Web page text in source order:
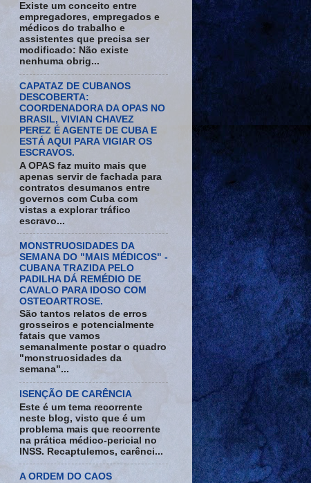
Existe um conceito entre
empregadores, empregados e
médicos do trabalho e
assistentes que precisa ser
modificado: Não existe
nenhuma obrig...
CAPATAZ DE CUBANOS
DESCOBERTA:
COORDENADORA DA OPAS NO
BRASIL, VIVIAN CHAVEZ
PEREZ É AGENTE DE CUBA E
ESTÁ AQUI PARA VIGIAR OS
ESCRAVOS.
A OPAS faz muito mais que
apenas servir de fachada para
contratos desumanos entre
governos com Cuba com
vistas a explorar tráfico
escravo...
MONSTRUOSIDADES DA
SEMANA DO "MAIS MÉDICOS" -
CUBANA TRAZIDA PELO
PADILHA DÁ REMÉDIO DE
CAVALO PARA IDOSO COM
OSTEOARTROSE.
São tantos relatos de erros
grosseiros e potencialmente
fatais que vamos
semanalmente postar o quadro
"monstruosidades da
semana"...
ISENÇÃO DE CARÊNCIA
Este é um tema recorrente
neste blog, visto que é um
problema mais que recorrente
na prática médico-pericial no
INSS. Recaptulemos, carênci...
A ORDEM DO CAOS